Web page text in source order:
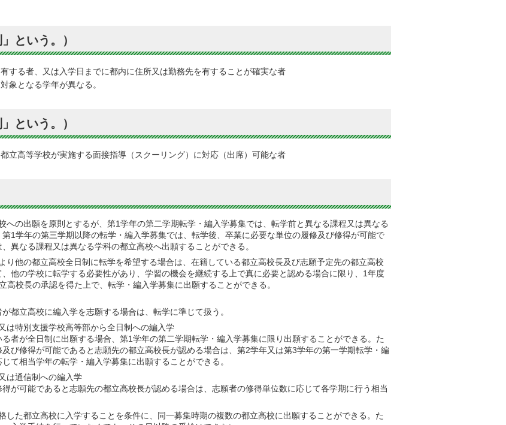
という。）
する者、又は入学日までに都内に住所又は勤務先を有することが確実な者
象となる学年が異なる。
という。）
立高等学校が実施する面接指導（スクーリング）に対応（出席）可能な者
の出願を原則とするが、第1学年の第二学期転学・編入学募集では、転学前と異なる課程又は異なる
1学年の第三学期以降の転学・編入学募集では、転学後、卒業に必要な単位の履修及び修得が可能で
異なる課程又は異なる学科の都立高校へ出願することができる。
他の都立高校全日制に転学を希望する場合は、在籍している都立高校長及び志願予定先の都立高校
他の学校に転学する必要性があり、学習の機会を継続する上で真に必要と認める場合に限り、1年度
高校長の承認を得た上で、転学・編入学募集に出願することができる。
都立高校に編入学を志願する場合は、転学に準じて扱う。
特別支援学校高等部から全日制への編入学
者が全日制に出願する場合、第1学年の第二学期転学・編入学募集に限り出願することができる。た
び修得が可能であると志願先の都立高校長が認める場合は、第2学年又は第3学年の第一学期転学・編
て相当学年の転学・編入学募集に出願することができる。
は通信制への編入学
が可能であると志願先の都立高校長が認める場合は、志願者の修得単位数に応じて各学期に行う相当
た都立高校に入学することを条件に、同一募集時期の複数の都立高校に出願することができる。た